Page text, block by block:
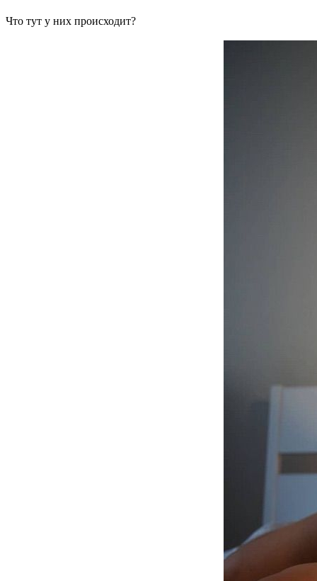
Что тут у них происходит?